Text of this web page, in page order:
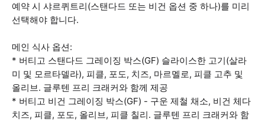
예약 시 샤르퀴트리(스탠다드 또는 비건 옵션 중 하나)를 미리
선택해야 합니다.
메인 식사 옵션:
* 버티고 스탠다드 그레이징 박스(GF) 슬라이스한 고기(살라
미 및 모르타델라), 피클, 포도, 치즈, 마르멜로, 피클 고추 및
올리브. 글루텐 프리 크래커와 함께 제공
* 버티고 비건 그레이징 박스(GF) - 구운 제철 채소, 비건 체다
치즈, 피클, 포도, 올리브, 피클 칠리. 글루텐 프리 크래커와 함